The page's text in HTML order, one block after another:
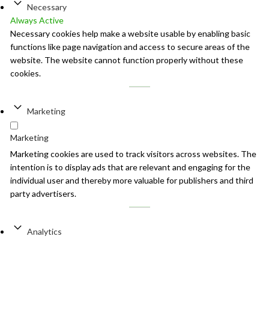
Necessary
Always Active
Necessary cookies help make a website usable by enabling basic
functions like page navigation and access to secure areas of the
website. The website cannot function properly without these
cookies.
Marketing
Marketing
Marketing cookies are used to track visitors across websites. The
intention is to display ads that are relevant and engaging for the
individual user and thereby more valuable for publishers and third
party advertisers.
Analytics